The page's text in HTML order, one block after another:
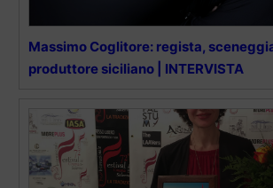
Massimo Coglitore: regista,
produttore siciliano | INTERVISTA